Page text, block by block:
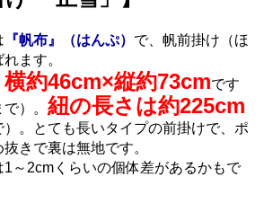
『帆布』（はんぷ） で、帆前掛け（ほ
ます。
横約46cm×縦約73cmです
）。 紐の長さは約225cm
。とても長いタイプの前掛けで、ポ
きで裏は無地です。
～2cmくらいの個体差があるかもで